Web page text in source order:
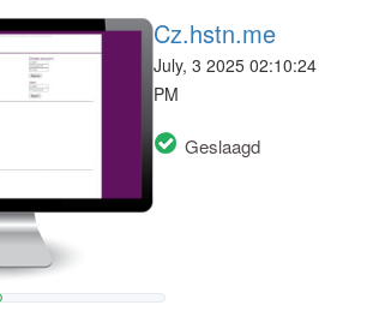
Cz.hstn.me
July, 3 2025 02:10:24
PM
Geslaagd